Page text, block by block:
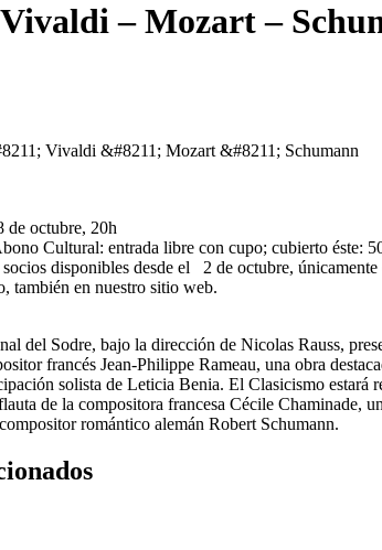
– Mozart –
de octubre, 20h
Cultural: entrada libre con cupo; cubierto éste:
disponibles desde el 2 de octubre, únicamente
también en nuestro sitio web.
del Sodre, bajo la dirección de Nicolas Rauss,
francés Jean-Philippe Rameau, una obra
solista de Leticia Benia. El Clasicismo estará
de la compositora francesa Cécile
romántico alemán Robert Schumann.